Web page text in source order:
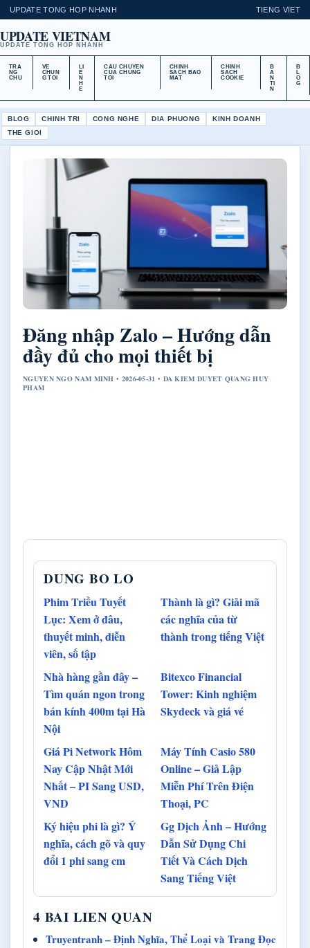
UPDATE TONG HOP NHANH TIENG VIET
UPDATE VIETNAM
UPDATE TONG HOP NHANH
TRA
NG
CHU
VE
CHUN
G TOI
LI
E
N
H
E
CAU CHUYEN
CUA CHUNG
TOI
CHINH
SACH BAO
MAT
CHINH
SACH
COOKIE
B
A
N
TI
N
B
L
O
G
BLOG CHINH TRI CONG NGHE DIA PHUONG
KINH DOANH
THE GIOI
Đăng nhập Zalo – Hướng dẫn
đầy đủ cho mọi thiết bị
NGUYEN NGO NAM MINH • 2026-05-31 • DA KIEM DUYET QUANG HUY
PHAM
DUNG BO LO
Phim Triều Tuyết
Lục: Xem ở đâu,
thuyết minh, diễn
viên, số tập
Thành là gì? Giải mã
các nghĩa của từ
thành trong tiếng Việt
Nhà hàng gần đây –
Tìm quán ngon trong
bán kính 400m tại Hà
Nội
Bitexco Financial
Tower: Kinh nghiệm
Skydeck và giá vé
Giá Pi Network Hôm
Nay Cập Nhật Mới
Nhất – PI Sang USD,
VND
Máy Tính Casio 580
Online – Giả Lập
Miễn Phí Trên Điện
Thoại, PC
Ký hiệu phi là gì? Ý
nghĩa, cách gõ và quy
đổi 1 phi sang cm
Gg Dịch Ảnh – Hướng
Dẫn Sử Dụng Chi
Tiết Và Cách Dịch
Sang Tiếng Việt
4 BAI LIEN QUAN
Truyentranh – Định Nghĩa, Thể Loại và Trang Đọc